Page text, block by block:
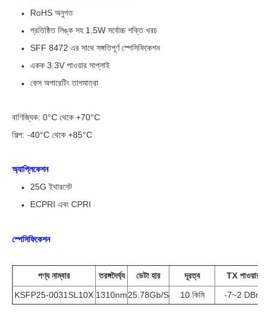
RoHS অনুগত
প্রতিষ্ঠিত লিঙ্ক সহ 1.5W সর্বোচ্চ শক্তি খরচ
SFF 8472 এর সাথে সঙ্গতিপূর্ণ স্পেসিফিকেশন
একক 3.3V পাওয়ার সাপ্লাই
কেস অপারেটিং তাপমাত্রা
বাণিজ্যিক: 0°C থেকে +70°C
শিল্প: -40°C থেকে +85°C
অ্যাপ্লিকেশন
25G ইথারনেট
ECPRI এবং CPRI
স্পেসিফিকেশন
পণ্য নাম্বার তরঙ্গদৈর্ঘ্য ডেটা হার দূরত্ব
TX পাওয়ার
KSFP25-0031SL10X 1310nm25.78Gb/s 10 কিমি -7~2 DBm